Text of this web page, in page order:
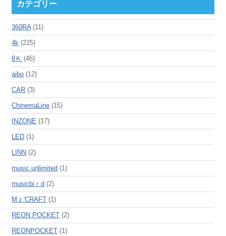
カテゴリー
360RA(11)
4k (225)
8Ｋ (46)
aibo (12)
CAR (3)
ChinemaLine (15)
INZONE (17)
LED (1)
LINN (2)
music unlimited (1)
musicbiｒd (2)
Mｚ'CRAFT (1)
REON POCKET (2)
REONPOCKET (1)